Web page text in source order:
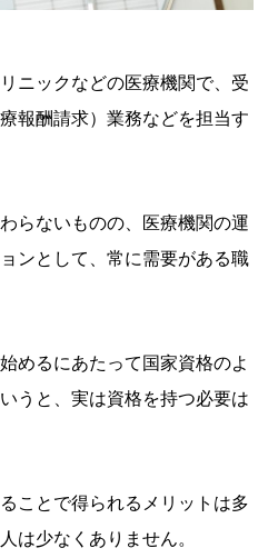
ニックなどの医療機関で、受
報酬請求）業務などを担当す
らないものの、医療機関の運
ンとして、常に需要がある職
めるにあたって国家資格のよ
うと、実は資格を持つ必要は
ことで得られるメリットは多
は少なくありません。